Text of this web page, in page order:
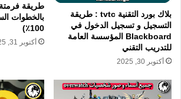
بلاك بورد التقنية tvtc : طريقة
التسجيل و تسجيل الدخول في
Blackboard المؤسسة العامة
للتدريب التقني
أكتوبر 30, 2025
طريقة
100٪)
أكتوبر 31, 2025